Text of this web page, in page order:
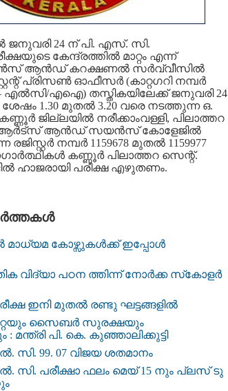
ജനുവരി 24 ന് പി. എസ്‍. സി.
കേന്ദ്രത്തില്‍ മാറ്റം എന്ന്
ആൻഡ് കറക്ഷണൽ സർവ്വീസിൽ
പ്രിസൺ ഓഫീസർ (കാറ്റഗറി നമ്പർ
– എൽസി/എഐ) തസ്തികയിലേക്ക് ജനുവരി 24
1.30 മുതൽ 3.20 വരെ നടത്തുന്ന ഒ.
ജില്ലയിൽ നരീക്കാംവള്ളി, പിലാത്തറ
ആർട്സ് ആൻഡ് സയൻസ് കോളേജിൽ
നമ്പർ 1159678 മുതൽ 1159977
കണ്ണൂർ പിലാത്തറ സെന്റ്.
ഹാജരായി പരീക്ഷ എഴുതണം.
മാധ്യമ കോഴ്സുകള്‍ക്ക് ഇപ്പോൾ
വിദ്യാ പഠന ത്തിന്ന് നോർക്ക സ്‌കോളർ
ഇനി മുതല്‍ രണ്ടു ഘട്ടങ്ങളില്‍
സൈബർ സുരക്ഷയും
മന്ത്രി പി. കെ. കുഞ്ഞാലിക്കുട്ടി
99. 07 വിജയ ശതമാനം
പരീക്ഷാ ഫലം മെയ് 15 നും പ്ലസ് ടു